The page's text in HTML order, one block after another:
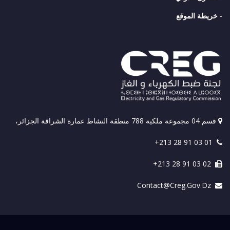
قسم 04 مجموعة ملكية 788 منطقة النشاط عمارة الشراقة الجزائر،
+213 28 91 03 01
+213 28 91 03 02
Contact@creg.gov.dz
- خريطة الموقع